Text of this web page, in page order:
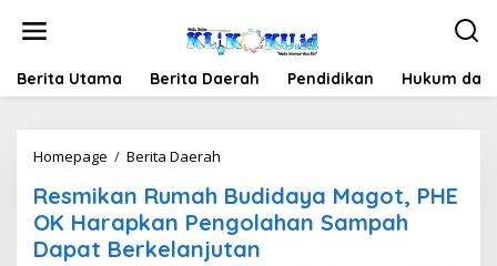
Berita Utama Berita Daerah Pendidikan Hukum
Homepage / Berita Daerah
Budidaya
Magot,
PHE
OK
Resmikan Rumah Budidaya Magot, PHE
OK Harapkan Pengolahan Sampah
Dapat Berkelanjutan